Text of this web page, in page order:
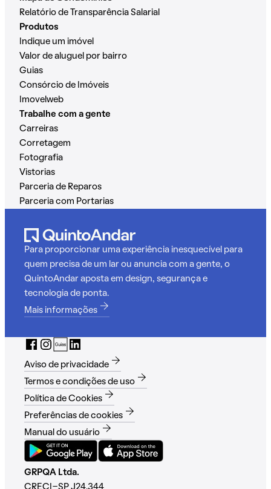
Relatório de Transparência Salarial
Produtos
Indique um imóvel
Valor de aluguel por bairro
Guias
Consórcio de Imóveis
Imovelweb
Trabalhe com a gente
Carreiras
Corretagem
Fotografia
Vistorias
Parceria de Reparos
Parceria com Portarias
Para proporcionar uma experiência inesquecível para
quem precisa de um lar ou anuncia com a gente, o
QuintoAndar aposta em design, segurança e
tecnologia de ponta.
Mais informações
Aviso de privacidade
Termos e condições de uso
Política de Cookies
Preferências de cookies
Manual do usuário
GRPQA Ltda.